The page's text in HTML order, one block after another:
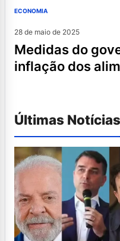
ECONOMIA
28 de maio de 2025
medidas do governo amenizaram
inflação dos
Últimas Notícias